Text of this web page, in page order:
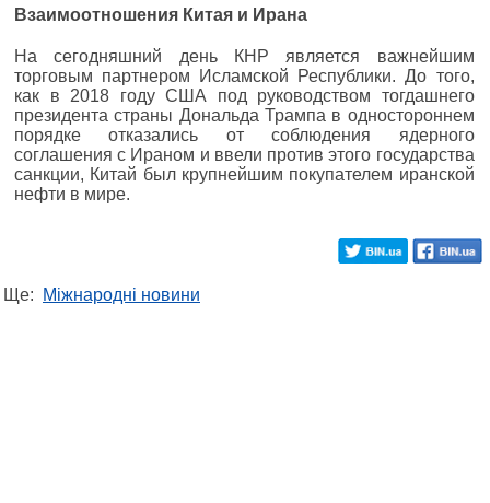
Взаимоотношения Китая и Ирана
На сегодняшний день КНР является важнейшим
торговым партнером Исламской Республики. До того,
как в 2018 году США под руководством тогдашнего
президента страны Дональда Трампа в одностороннем
порядке отказались от соблюдения ядерного
соглашения с Ираном и ввели против этого государства
санкции, Китай был крупнейшим покупателем иранской
нефти в мире.
Ще: Міжнародні новини